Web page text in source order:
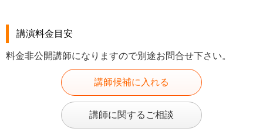
講演料金目安
料金非公開講師になりますので別途お問合せ下さい。
講師候補に入れる
講師に関するご相談